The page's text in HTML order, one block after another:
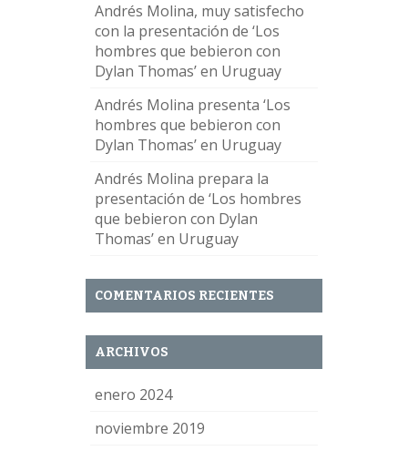
Andrés Molina, muy satisfecho
con la presentación de ‘Los
hombres que bebieron con
Dylan Thomas’ en Uruguay
Andrés Molina presenta ‘Los
hombres que bebieron con
Dylan Thomas’ en Uruguay
Andrés Molina prepara la
presentación de ‘Los hombres
que bebieron con Dylan
Thomas’ en Uruguay
COMENTARIOS RECIENTES
ARCHIVOS
enero 2024
noviembre 2019